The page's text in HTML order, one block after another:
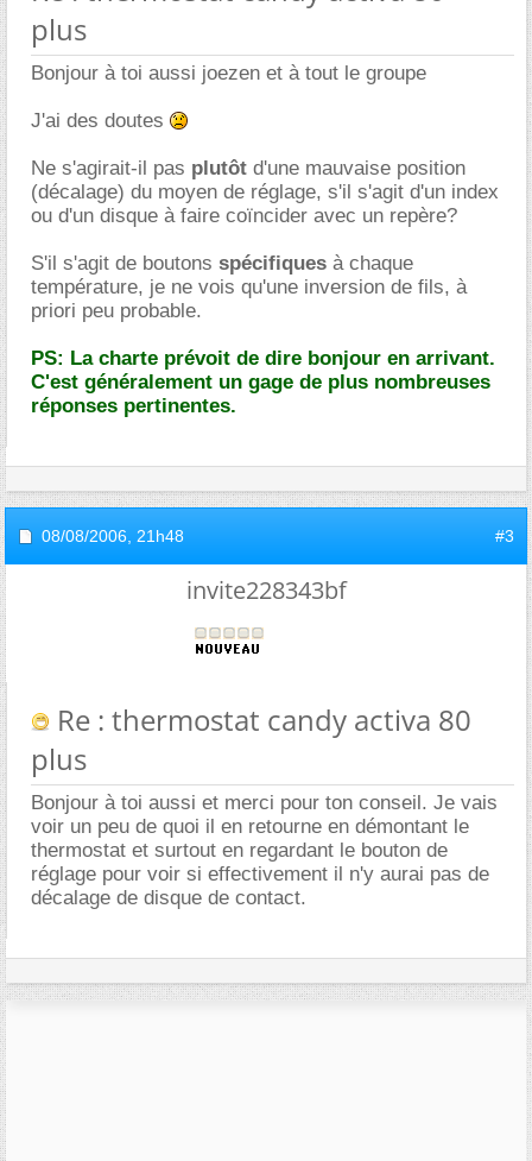
plus
Bonjour à toi aussi joezen et à tout le groupe
J'ai des doutes
Ne s'agirait-il pas plutôt d'une mauvaise position
(décalage) du moyen de réglage, s'il s'agit d'un index
ou d'un disque à faire coïncider avec un repère?
S'il s'agit de boutons spécifiques à chaque
température, je ne vois qu'une inversion de fils, à
priori peu probable.
PS: La charte prévoit de dire bonjour en arrivant.
C'est généralement un gage de plus nombreuses
réponses pertinentes.
08/08/2006, 21h48 #3
invite228343bf
Re : thermostat candy activa 80
plus
Bonjour à toi aussi et merci pour ton conseil. Je vais
voir un peu de quoi il en retourne en démontant le
thermostat et surtout en regardant le bouton de
réglage pour voir si effectivement il n'y aurai pas de
décalage de disque de contact.